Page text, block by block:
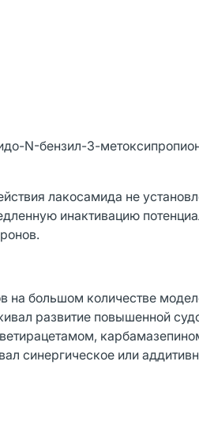
N-бензил-3-
лакосамида не
инактивацию
на большом количестве
развитие повышенной
синергическое или